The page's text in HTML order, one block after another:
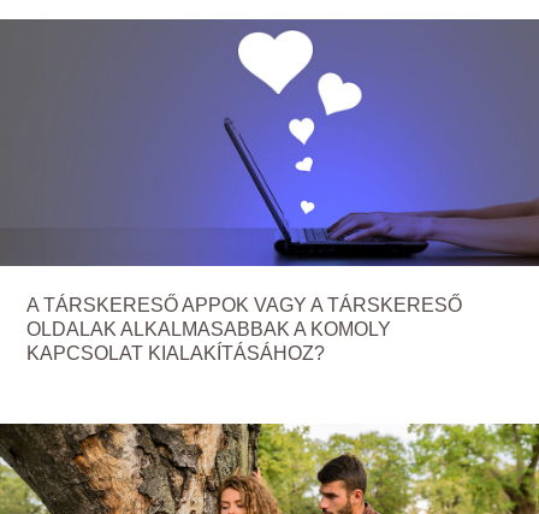
A TÁRSKERESŐ APPOK VAGY A TÁRSKERESŐ
OLDALAK ALKALMASABBAK A KOMOLY
KAPCSOLAT KIALAKÍTÁSÁHOZ?